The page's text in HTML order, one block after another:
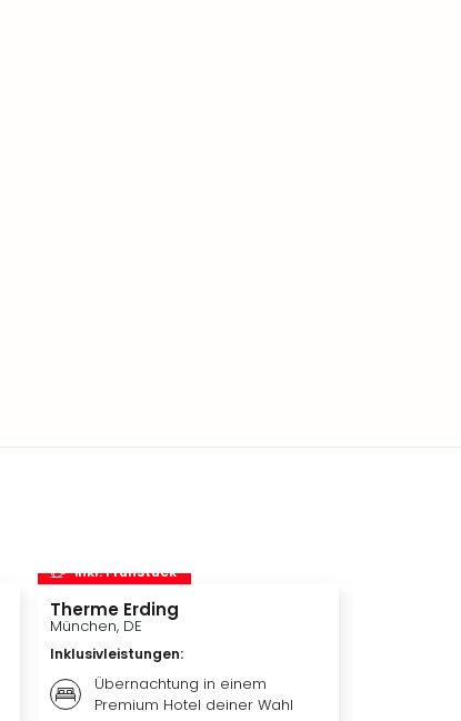
inkl. Frühstück
Therme Erding
München, DE
Inklusivleistungen:
Übernachtung in einem
Premium Hotel deiner Wahl